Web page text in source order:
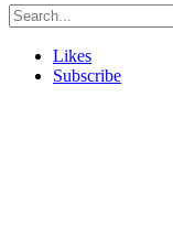
Likes
Subscribe